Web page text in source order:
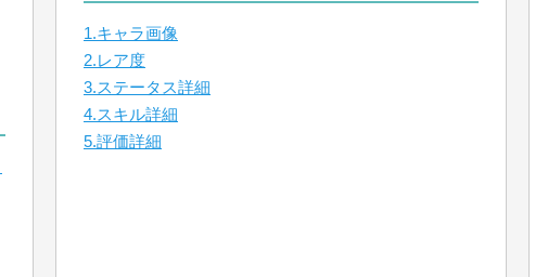
1.キャラ画像
2.レア度
3.ステータス詳細
4.スキル詳細
5.評価詳細